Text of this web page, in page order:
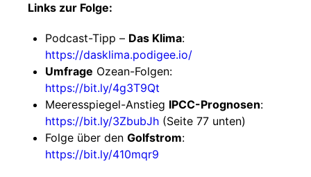
Links zur Folge:
Podcast-Tipp – Das Klima:
https://dasklima.podigee.io/
Umfrage Ozean-Folgen:
https://bit.ly/4g3T9Qt
Meeresspiegel-Anstieg IPCC-Prognosen:
https://bit.ly/3ZbubJh (Seite 77 unten)
Folge über den Golfstrom:
https://bit.ly/410mqr9